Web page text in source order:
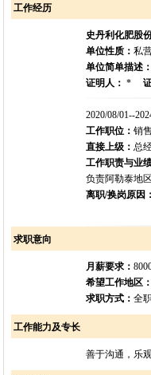
工作经历
史丹利化肥股
单位性质： 私
单位简单描述：
证明人： *
2020/08/01--
工作职位： 销
直接上级： 总
工作职责与业
负责阿勒泰地
离职/换岗原因：
求职意向
月薪要求：
希望工作地区：
求职方式： 全
工作能力及专长
善于沟通，乐